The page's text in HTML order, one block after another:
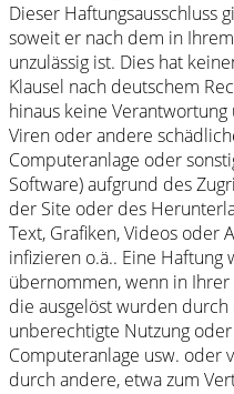
Dieser Haftungsausschluss
soweit er nach dem in
unzulässig ist. Dies hat
Klausel nach deutschem
hinaus keine
Viren oder andere
Computeranlage oder
Software) aufgrund des
der Site oder des
Text, Grafiken, Videos oder
infizieren o.ä.. Eine
übernommen, wenn in
die ausgelöst wurden
unberechtigte Nutzung
Computeranlage usw. oder
durch andere, etwa zum